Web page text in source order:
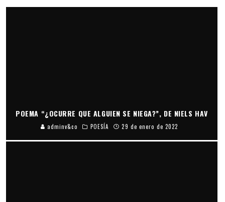
POEMA “¿OCURRE QUE ALGUIEN SE NIEGA?”, DE NIELS HAV
adminv&co POESÍA 29 de enero de 2022